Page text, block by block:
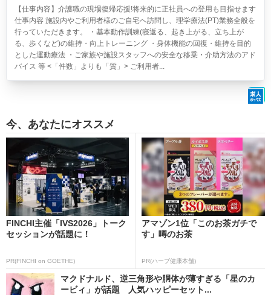
【仕事内容】介護職の現場復帰応援!将来的に正社員への登用も目指せます
仕事内容 施設内やご利用者様のご自宅へ訪問し、理学療法(PT)業務全般を
行っていただきます。 ・基本動作訓練(寝返る、起き上がる、立ち上が
る、歩くなど)の維持・向上トレーニング ・身体機能の回復・維持を目的
とした運動療法 ・ご家族や施設スタッフへの安全な移乗・介助方法のアド
バイス 等 <「件数」よりも「質」> ご利用者...
今、あなたにオススメ
FINCHI主催「IVS2026」トーク
セッションが話題に！
PR(FINCHI on GOETHE)
アマゾン1位「このお茶ガチで
す」噂のお茶
PR(ハーブ健康本舗)
マクドナルド、逆三角形や胴体が薄すぎる「星のカ
ービィ」が話題 人気ハッピーセット...